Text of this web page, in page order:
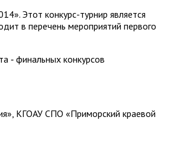
Этот конкурс-турнир является
в перечень мероприятий первого
‑ финальных конкурсов
КГОАУ СПО «Приморский краевой